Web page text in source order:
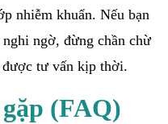
nhiễm khuẩn. Nếu bạn
ngờ, đừng chần chừ
tư vấn kịp thời.
(FAQ)